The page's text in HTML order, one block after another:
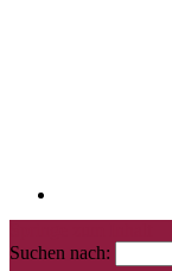
Suchen nach: